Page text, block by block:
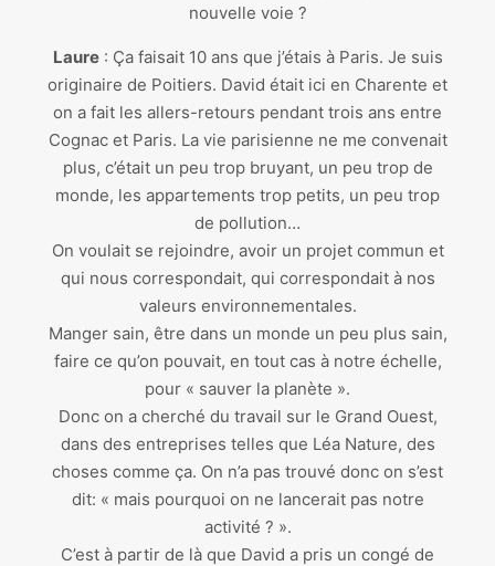
nouvelle voie ?
Laure: Ça faisait 10 ans que j’étais à Paris. Je suis
originaire de Poitiers. David était ici en Charente et
on a fait les allers-retours pendant trois ans entre
Cognac et Paris. La vie parisienne ne me convenait
plus, c’était un peu trop bruyant, un peu trop de
monde, les appartements trop petits, un peu trop
de pollution…
On voulait se rejoindre, avoir un projet commun et
qui nous correspondait, qui correspondait à nos
valeurs environnementales.
Manger sain, être dans un monde un peu plus sain,
faire ce qu’on pouvait, en tout cas à notre échelle,
pour « sauver la planète ».
Donc on a cherché du travail sur le Grand Ouest,
dans des entreprises telles que Léa Nature, des
choses comme ça. On n’a pas trouvé donc on s’est
dit: « mais pourquoi on ne lancerait pas notre
activité ? ».
C’est à partir de là que David a pris un congé de